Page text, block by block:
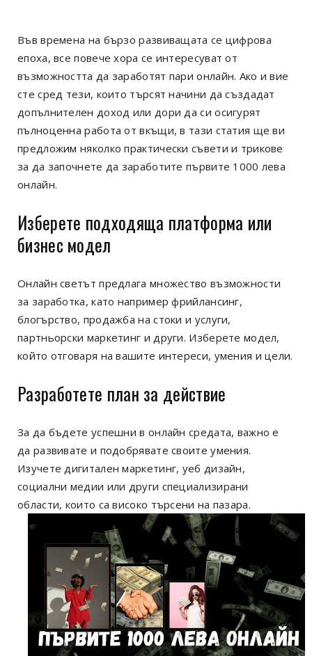
Във времена на бързо развиващата се цифрова
епоха, все повече хора се интересуват от
възможността да заработят пари онлайн. Ако и вие
сте сред тези, които търсят начини да създадат
допълнителен доход или дори да си осигурят
пълноценна работа от вкъщи, в тази статия ще ви
предложим няколко практически съвети и трикове
за да започнете да заработите първите 1000 лева
онлайн.
Изберете подходяща платформа или
бизнес модел
Онлайн светът предлага множество възможности
за заработка, като например фрийлансинг,
блогърство, продажба на стоки и услуги,
партньорски маркетинг и други. Изберете модел,
който отговаря на вашите интереси, умения и цели.
Разработете план за действие
За да бъдете успешни в онлайн средата, важно е
да развивате и подобрявате своите умения.
Изучете дигитален маркетинг, уеб дизайн,
социални медии или други специализирани
области, които са високо търсени на пазара.